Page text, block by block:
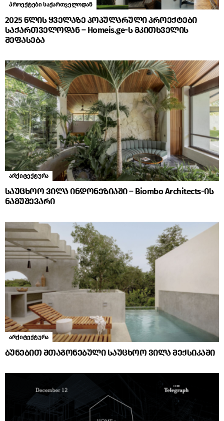
პროექტები საქართველოდან
2025 წლის ყველაზე პოპულარული პროექტები
საქართველოდან – Homeis.ge-ს მკითხველის
შეფასება
არქიტექტურა
საუცხოო ვილა ინდონეზიაში – Biombo Architects-ის
ნამუშევარი
არქიტექტურა
ბუნებით შთაგონებული საუცხოო ვილა მექსიკაში